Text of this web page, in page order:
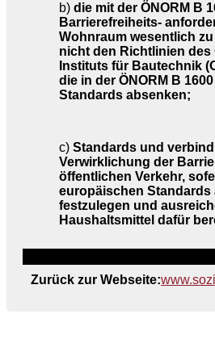
b) die mit der ÖNORM B
Barrierefreiheits-
Wohnraum wesentlich
nicht den Richtlinien
Instituts für Bautechnik
die in der ÖNORM B
Standards absenken;
c) Standards und
Verwirklichung der
öffentlichen Verkehr,
europäischen Standards
festzulegen und
Haushaltsmittel dafür
Zurück zur Webseite: